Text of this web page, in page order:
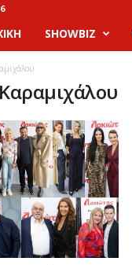
SHOWBIZ